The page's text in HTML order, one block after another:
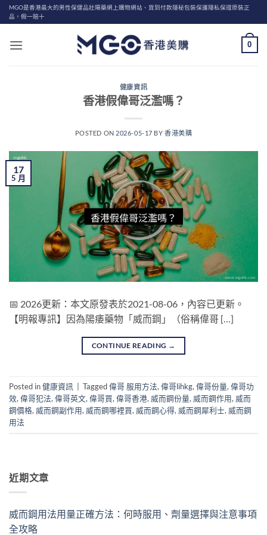
Skip
to
MGO是香港最大的男性保健品壯陽藥網上購物網站、貨到付款隱秘包裝保護隱私保證原裝正
品，假一賠十
0
健康資訊
香港假偉哥泛濫嗎？
POSTED ON 2026-05-17 BY香港美購
17
5 月
📅 2026更新：本文原發表於2021-08-06，內容已更新。
【明報專訊】因為陽痿藥物「威而鋼」（俗稱偉哥 […]
CONTINUE READING →
Posted in健康資訊 Tagged偉哥 服用方法,偉哥lihkg,偉哥份量,偉哥功
效,偉哥犯法,偉哥英文,偉哥買,偉哥香港, 威而鋼份量, 威而鋼作用, 威而
鋼價格, 威而鋼副作用, 威而鋼哪裡買, 威而鋼心得, 威而鋼犀利士, 威而鋼
用法
近期文章
威而鋼用法用量正確方法：何時服用、劑量選擇與注意事項
全攻略